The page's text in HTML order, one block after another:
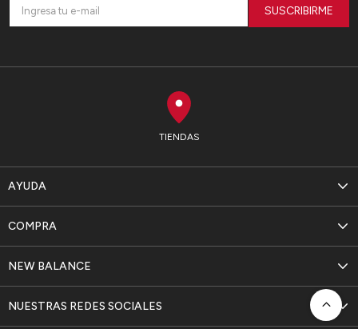
TIENDAS
AYUDA
NEW BALANCE
COMPRA
NUESTRAS REDES SOCIALES
SUSCRIBIRME